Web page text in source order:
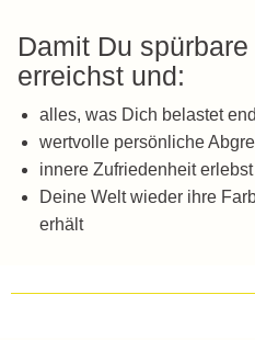
Damit Du
erreichst und:
alles, was Dich belastet
wertvolle persönliche
innere Zufriedenheit erlebst
Deine Welt wieder ihre
erhält